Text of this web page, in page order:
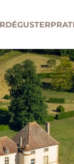
DÉGUSTER